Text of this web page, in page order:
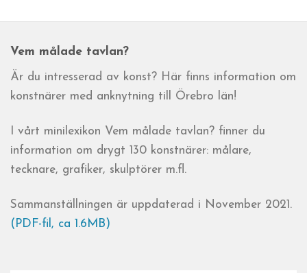
Vem målade tavlan?
Är du intresserad av konst? Här finns information om
konstnärer med anknytning till Örebro län!
I vårt minilexikon Vem målade tavlan? finner du
information om drygt 130 konstnärer: målare,
tecknare, grafiker, skulptörer m.fl.
Sammanställningen är uppdaterad i November 2021.
(PDF-fil, ca 1.6MB)